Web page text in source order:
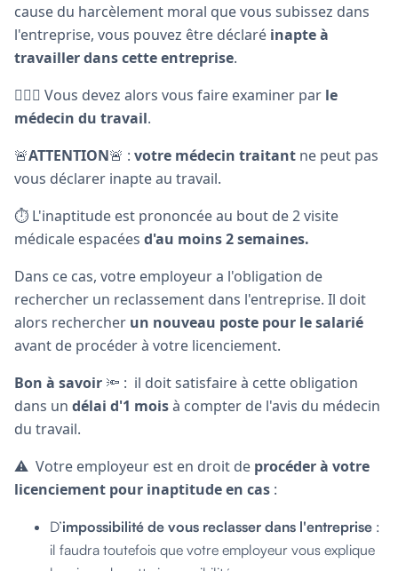
cause du harcèlement moral que vous subissez dans
l'entreprise, vous pouvez être déclaré inapte à
travailler dans cette entreprise.
👨🏻‍⚕️ Vous devez alors vous faire examiner par le
médecin du travail.
🚨ATTENTION🚨 : votre médecin traitant ne peut pas
vous déclarer inapte au travail.
⏱ L'inaptitude est prononcée au bout de 2 visite
médicale espacées d'au moins 2 semaines.
Dans ce cas, votre employeur a l'obligation de
rechercher un reclassement dans l'entreprise. Il doit
alors rechercher un nouveau poste pour le salarié
avant de procéder à votre licenciement.
Bon à savoir 🔦 : il doit satisfaire à cette obligation
dans un délai d'1 moisà compter de l'avis du médecin
du travail.
⚠️ Votre employeur est en droit de procéder à votre
licenciement pour inaptitude en cas :
D’impossibilité de vous reclasser dans l'entreprise :
il faudra toutefois que votre employeur vous explique